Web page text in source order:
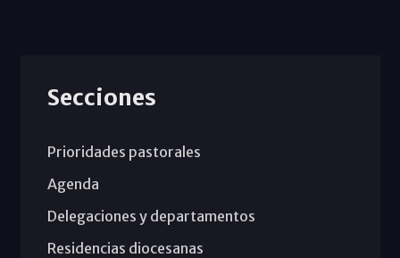
Secciones
Prioridades pastorales
Agenda
Delegaciones y departamentos
Residencias diocesanas